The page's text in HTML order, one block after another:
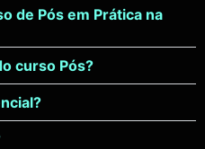
PARA ALUNOS
ADVOCACIA CRIMINAL
18 x de R$ 145,37.
todas as formas de
de Pós em Prática na
curso Pós?